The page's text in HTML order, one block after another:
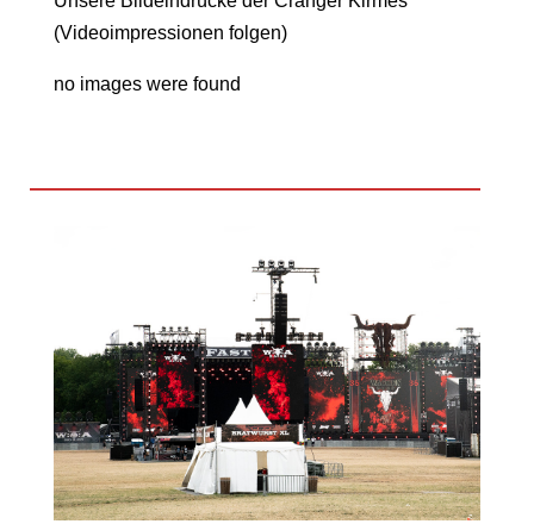
(Videoimpressionen folgen)
no images were found